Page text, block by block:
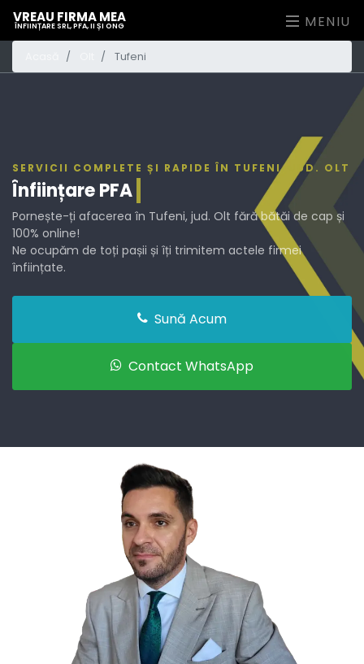
VREAU FIRMA MEA
ÎNFIINȚARE SRL, PFA, II ȘI ONG MENIU
Tufeni
SERVICII COMPLETE ȘI RAPIDE ÎN TUFENI, JUD. OLT
ÎnființarePFA
Pornește-ți afacerea în Tufeni, jud. Olt fără bătăi de cap și
100% online!
Ne ocupăm de toți pașii și îți trimitem actele firmei
înființate.
Sună Acum
Contact WhatsApp